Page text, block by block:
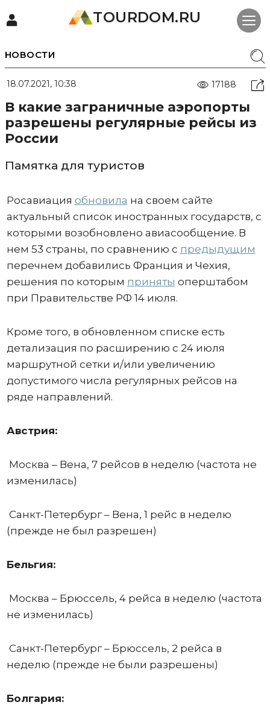
TOURDOM.RU
НОВОСТИ
18.07.2021, 10:38 17188
В какие заграничные аэропорты
разрешены регулярные рейсы из
России
Памятка для туристов
Росавиация обновила на своем сайте
актуальный список иностранных государств, с
которыми возобновлено авиасообщение. В
нем 53 страны, по сравнению с предыдущим
перечнем добавились Франция и Чехия,
решения по которым приняты оперштабом
при Правительстве РФ 14 июля.
Кроме того, в обновленном списке есть
детализация по расширению с 24 июля
маршрутной сетки и/или увеличению
допустимого числа регулярных рейсов на
ряде направлений.
Австрия:
Москва – Вена, 7 рейсов в неделю (частота не
изменилась)
Санкт-Петербург – Вена, 1 рейс в неделю
(прежде не был разрешен)
Бельгия:
Москва – Брюссель, 4 рейса в неделю (частота
не изменилась)
Санкт-Петербург – Брюссель, 2 рейса в
неделю (прежде не были разрешены)
Болгария: